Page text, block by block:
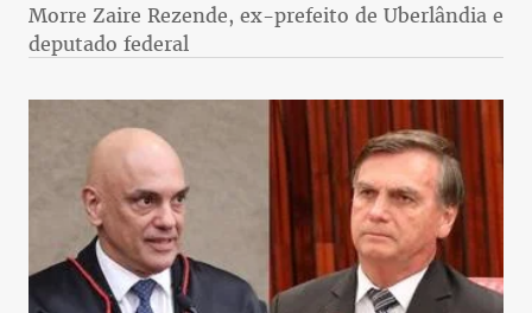
Morre Zaire Rezende, ex-prefeito de Uberlândia e
deputado federal